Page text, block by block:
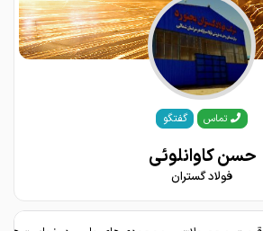
تماس گفتگو
حسن کاوانلوئی
فولاد گستران